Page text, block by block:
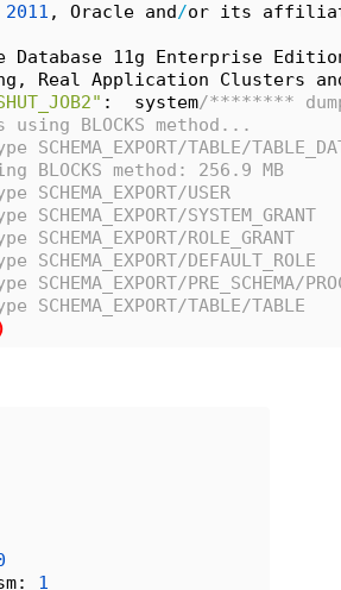
2011 , Oracle and/or its
Database 11g Enterprise
Real Application Clusters
:  system/********
BLOCKS method...
TABLE/
BLOCKS method: 256.9 MB
USER
SYSTEM_GRANT
ROLE_GRANT
DEFAULT_ROLE
PRE_SCHEMA/
TABLE/TABLE
EXPORT
1